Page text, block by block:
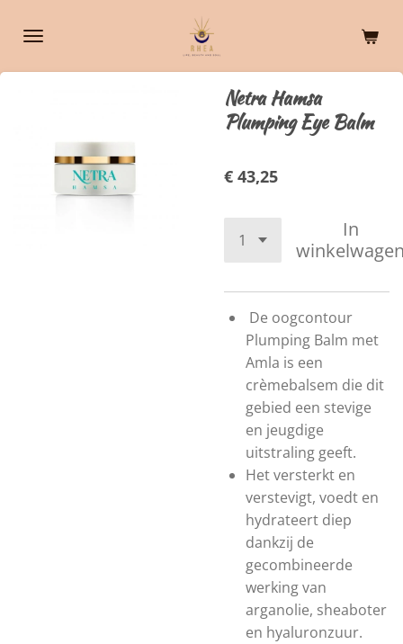
direct
Netra Hamsa
Plumping Eye Balm
€ 43,25
In
De oogcontour
Plumping Balm met
Amla is een
crèmebalsem die dit
gebied een stevige
en jeugdige
uitstraling geeft.
Het versterkt en
verstevigt, voedt en
hydrateert diep
dankzij de
gecombineerde
werking van
arganolie, sheaboter
en hyaluronzuur.